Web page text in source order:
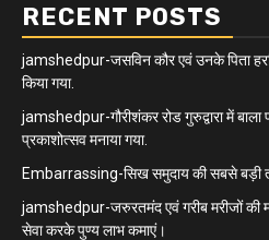
RECENT POSTS
jamshedpur-जसविन कौर एवं उनके पिता
किया गया.
jamshedpur-गौरीशंकर रोड गुरुद्वारा में बाला
प्रकाशोत्सव मनाया गया.
Embarrassing-सिख समुदाय की सबसे बड़ी
jamshedpur-जरुरतमंद एवं गरीब मरीजों की
सेवा करके पुण्य लाभ कमाएं।